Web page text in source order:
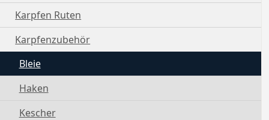
Karpfen Ruten
Karpfenzubehör
Bleie
Haken
Kescher